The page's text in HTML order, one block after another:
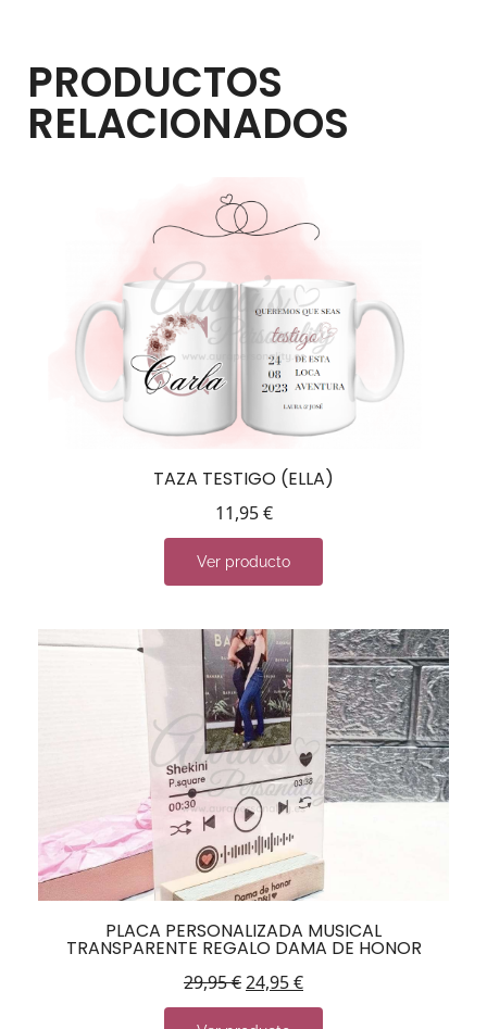
PRODUCTOS
RELACIONADOS
TAZA TESTIGO (ELLA)
11,95€
Ver producto
PLACA PERSONALIZADA MUSICAL
TRANSPARENTE REGALO DAMA DE HONOR
29,95€24,95€